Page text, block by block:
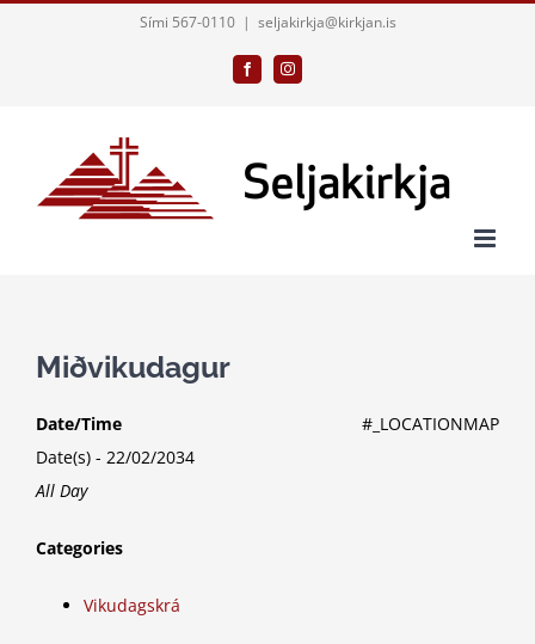
Sími 567-0110 | seljakirkja@kirkjan.is
FacebookInstagram
Miðvikudagur
#_LOCATIONMAP
Date/Time
Date(s) - 22/02/2034
All Day
Categories
Vikudagskrá